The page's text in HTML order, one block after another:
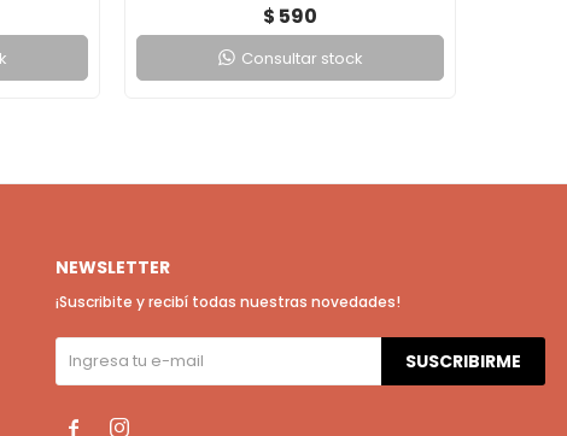
$ 590
Consultar stock
NEWSLETTER
¡Suscribite y recibí todas nuestras novedades!
SUSCRIBIRME
 